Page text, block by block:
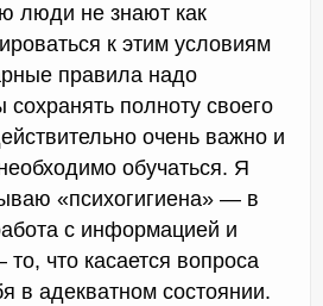
люди не знают как
к этим условиям
правила надо
полноту своего
очень важно и
обучаться. Я
«психогигиена» — в
с информацией и
что касается вопроса
в адекватном состоянии.